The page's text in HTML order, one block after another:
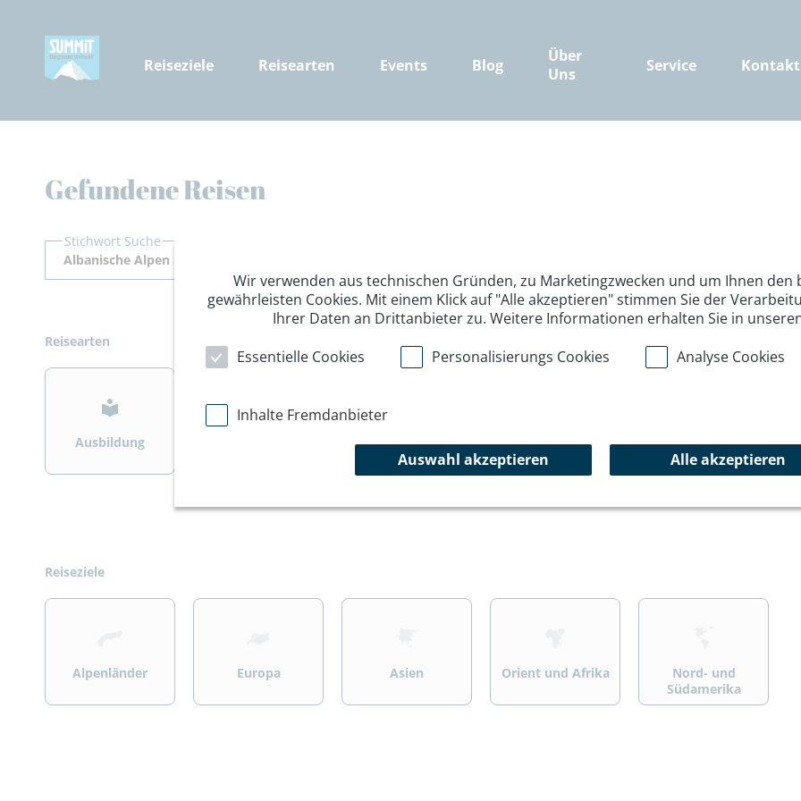
Reiseziele Reisearten Events Blog
Über
Uns
Service Kontakt
Gefundene Reisen
Stichwort Suche
Reisearten
>
Ausbildung Wintersport Wandern/Trekking Summit Specials
Reiseziele
>
Alpenländer
>
Europa
>
Asien
>
Orient und Afrika
>
Nord- und
Südamerika
Wir verwenden aus technischen Gründen, zu Marketingzwecken und um Ihnen den
gewährleisten Cookies. Mit einem Klick auf "Alle akzeptieren" stimmen Sie der
Ihrer Daten an Drittanbieter zu. Weitere Informationen erhalten Sie in
Essentielle Cookies
Personalisierungs Cookies Analyse Cookies
Inhalte Fremdanbieter
Auswahl akzeptieren Alle akzeptieren